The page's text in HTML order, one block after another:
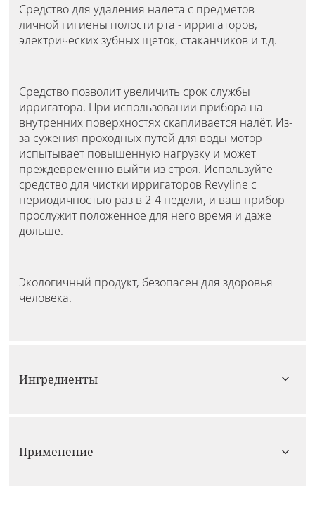
Средство для удаления налета с предметов
личной гигиены полости рта - ирригаторов,
электрических зубных щеток, стаканчиков и т.д.
Средство позволит увеличить срок службы
ирригатора. При использовании прибора на
внутренних поверхностях скапливается налёт. Из-
за сужения проходных путей для воды мотор
испытывает повышенную нагрузку и может
преждевременно выйти из строя. Используйте
средство для чистки ирригаторов Revyline с
периодичностью раз в 2-4 недели, и ваш прибор
прослужит положенное для него время и даже
дольше.
Экологичный продукт, безопасен для здоровья
человека.
Ингредиенты
Применение